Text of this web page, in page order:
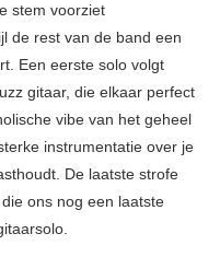
stem voorziet
de rest van de band een
Een eerste solo volgt
gitaar, die elkaar perfect
vibe van het geheel
instrumentatie over je
De laatste strofe
ons nog een laatste